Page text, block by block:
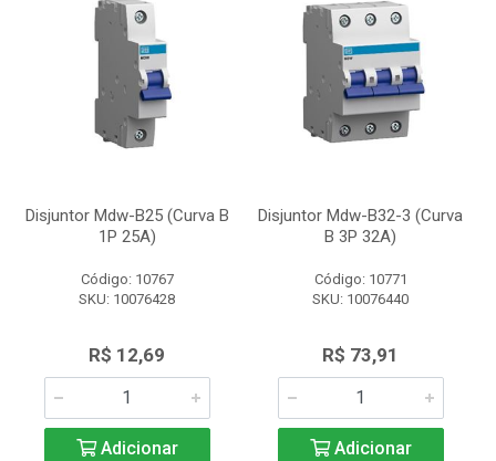
Disjuntor Mdw-B25 (Curva B
1P 25A)
Código: 10767
SKU: 10076428
R$ 12,69
Adicionar
Disjuntor Mdw-B32-3 (Curva
B 3P 32A)
Código: 10771
SKU: 10076440
R$ 73,91
Adicionar